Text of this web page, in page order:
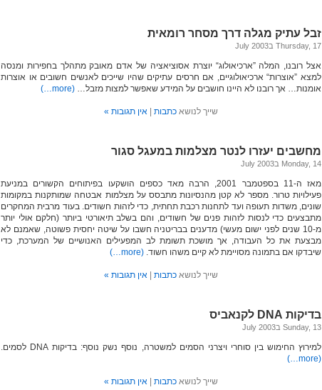
זבל עתיק מגלה דרך מסחר רומאית
Thursday, 17 בJuly 2003
אצל רובנו, המלה ”ארכיאולוג“ יוצרת אסוציאציה של אדם מאובק מתהלך בחפירות ומנסה
למצא ”אוצרות“ ארכיאולוגיים, אם חרסים עתיקים שהיו שייכים לאנשים חשובים או אוצרות
אומנות… אך רובנו לא היינו חושבים על המידע שאפשר למצות מזבל… (more…)
שייך לנושא כתבות אין תגובות »
מחשבים יעזרו לנטר מצלמות במעגל סגור
Monday, 14 בJuly 2003
מאז ה-11 בספטמבר 2001, הרבה מאד כספים הושקעו בפיתוחים הקשורים במניעת
פעילויות טרור. מספר לא קטן מהנסיונות מתבסס על מצלמות אבטחה שמותקנות במקומות
שונים, משדות תעופה ועד לתחנות רכבת תחתית, כדי לזהות חשודים. בעוד מרבית המחקרים
מתבצעים כדי לנסות לזהות פנים של חשודים, והם בשלב תיאורטי ביותר (חלקם אולי יותר
מ-10 שנים לפני ישום מעשי) מדענים בבריטניה חשבו על שיטה יחסית פשוטה, שאמנם לא
מבצעת את כל העבודה, אך מושכת תשומת לב המפעילים האנושיים של המערכת, כדי
שיבדקו אם בתמונה מסויימת לא קיים משהו חשוד. (more…)
שייך לנושא כתבות אין תגובות »
בדיקות DNA לקנאביס
Sunday, 13 בJuly 2003
למירוץ החימוש בין סוחרי ויצרני הסמים למשטרה, נוסף נשק נוסף: בדיקות DNA לסמים.
(more…)
שייך לנושא כתבות אין תגובות »